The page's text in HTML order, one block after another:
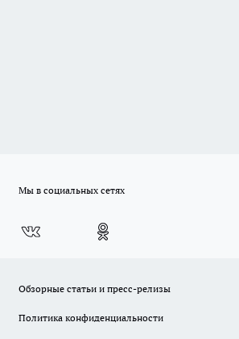
Мы в социальных сетях
Обзорные статьи и пресс-релизы
Политика конфиденциальности